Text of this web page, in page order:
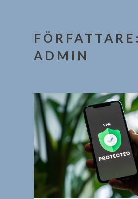
FÖRFATTARE:
ADMIN